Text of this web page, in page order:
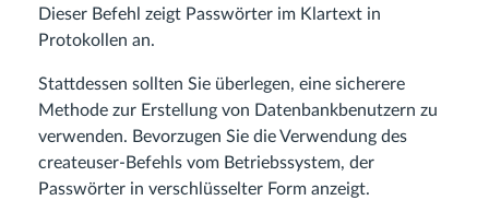
Dieser Befehl zeigt Passwörter im Klartext in
Protokollen an.
Stattdessen sollten Sie überlegen, eine sicherere
Methode zur Erstellung von Datenbankbenutzern zu
verwenden. Bevorzugen Sie die Verwendung des
createuser-Befehls vom Betriebssystem, der
Passwörter in verschlüsselter Form anzeigt.